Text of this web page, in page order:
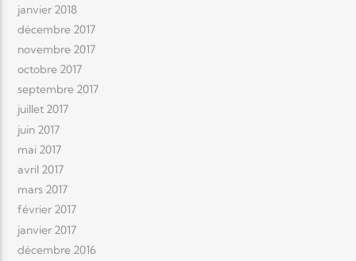
janvier 2018
décembre 2017
novembre 2017
octobre 2017
septembre 2017
juillet 2017
juin 2017
mai 2017
avril 2017
mars 2017
février 2017
janvier 2017
décembre 2016